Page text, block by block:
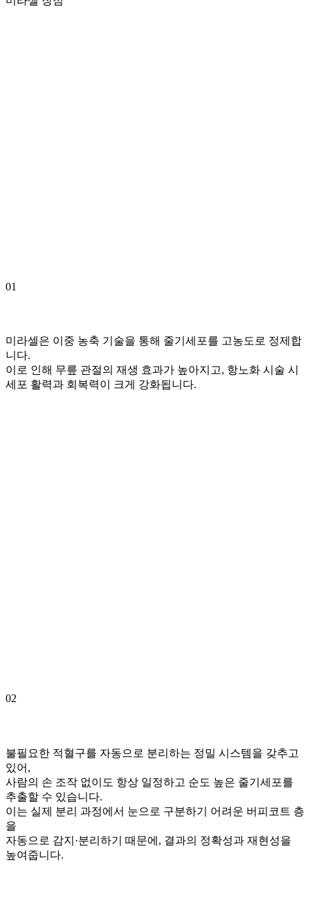
01
미라셀은 이중 농축 기술을 통해 줄기세포를 고농도로 정제합
니다.
이로 인해 무릎 관절의 재생 효과가 높아지고, 항노화 시술 시
세포 활력과 회복력이 크게 강화됩니다.
02
불필요한 적혈구를 자동으로 분리하는 정밀 시스템을 갖추고
있어,
사람의 손 조작 없이도 항상 일정하고 순도 높은 줄기세포를
추출할 수 있습니다.
이는 실제 분리 과정에서 눈으로 구분하기 어려운 버피코트 층
을
자동으로 감지·분리하기 때문에, 결과의 정확성과 재현성을
높여줍니다.